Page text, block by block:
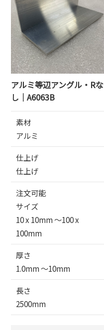
アルミ等辺アングル・Rな
し｜A6063B
素材
アルミ
仕上げ
仕上げ
注文可能
サイズ
10 x 10mm 〜100 x
100mm
厚さ
1.0mm 〜10mm
長さ
2500mm